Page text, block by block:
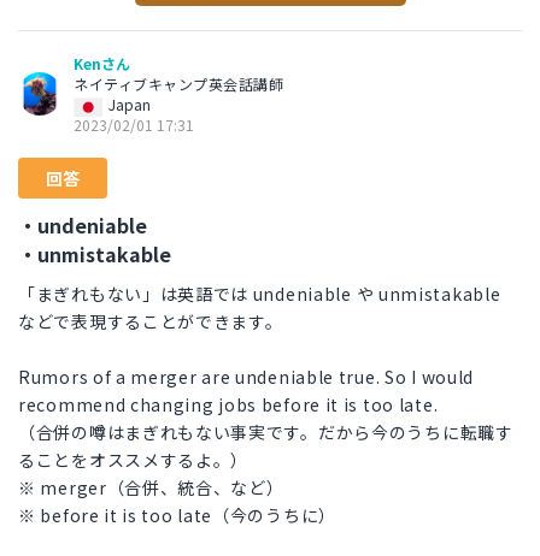
Kenさん
ネイティブキャンプ英会話講師
Japan
2023/02/01 17:31
回答
・undeniable
・unmistakable
「まぎれもない」は英語では undeniable や unmistakable
などで表現することができます。
Rumors of a merger are undeniable true. So I would
recommend changing jobs before it is too late.
（合併の噂はまぎれもない事実です。だから今のうちに転職す
ることをオススメするよ。）
※ merger（合併、統合、など）
※ before it is too late（今のうちに）